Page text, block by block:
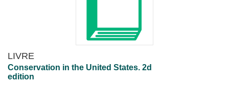
LIVRE
Conservation in the United States. 2d
edition